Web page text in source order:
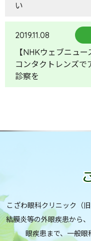
い
2019.11.08
【NHKウェブニュー
コンタクトレンズで
診察を
こざわ眼科クリニック（
結膜炎等の外眼疾患から、
眼疾患まで、一般眼